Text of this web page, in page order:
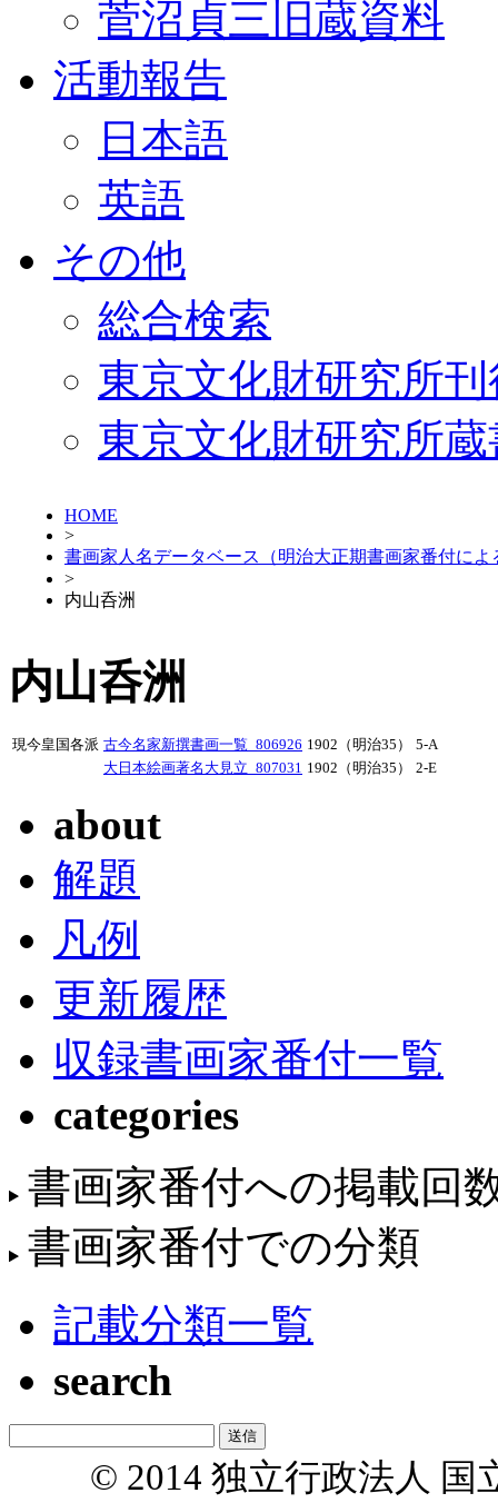
菅沼貞三旧蔵資料
活動報告
日本語
英語
その他
総合検索
東京文化財研究所
東京文化財研究所
HOME
>
書画家人名データベース（明治大正期書画家番付によ
>
内山呑洲
内山呑洲
現今皇国各派 古今名家新撰書画一覧_806926 1902（明治35）
5-A
大日本絵画著名大見立_807031 1902（明治35） 2-E
about
解題
凡例
更新履歴
収録書画家番付一覧
categories
書画家番付への掲載回
書画家番付での分類
記載分類一覧
search
© 2014 独立行政法人 国